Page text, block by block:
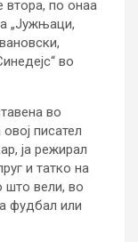
втора, по онаа
„Јужњаци,
во
во
писател
ја режирал
и татко на
што вели, во
фудбал или